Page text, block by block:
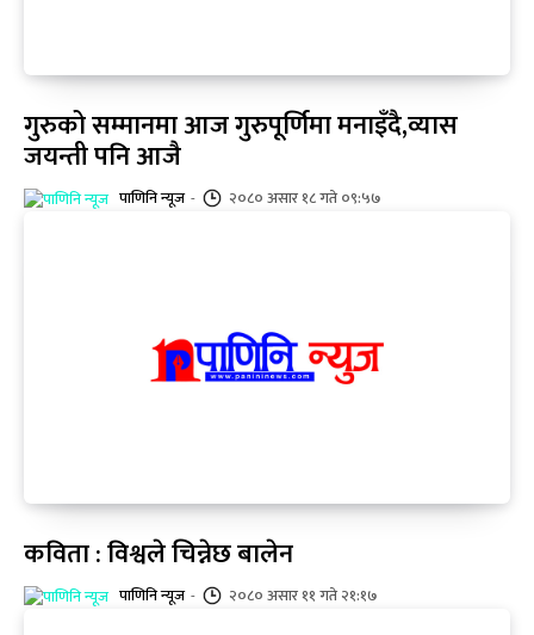
गुरुको सम्मानमा आज गुरुपूर्णिमा मनाइँदै,व्यास
जयन्ती पनि आजै
पाणिनि न्यूज - २०८० असार १८ गते ०९:५७
कविता : विश्वले चिन्नेछ बालेन
पाणिनि न्यूज - २०८० असार ११ गते २१:१७